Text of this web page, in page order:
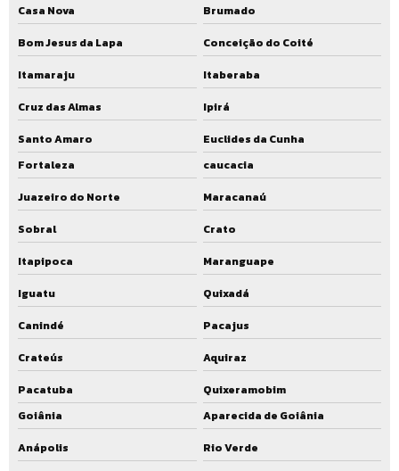
Casa Nova
Brumado
Bom Jesus da Lapa
Conceição do Coité
Itamaraju
Itaberaba
Cruz das Almas
Ipirá
Santo Amaro
Euclides da Cunha
Fortaleza
caucacia
Juazeiro do Norte
Maracanaú
Sobral
Crato
Itapipoca
Maranguape
Iguatu
Quixadá
Canindé
Pacajus
Crateús
Aquiraz
Pacatuba
Quixeramobim
Goiânia
Aparecida de Goiânia
Anápolis
Rio Verde